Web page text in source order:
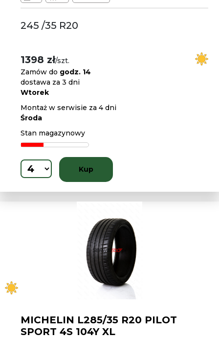
245 /35 R20
1398 zł/szt.
Zamów do godz. 14
dostawa za 3 dni
Wtorek
Montaż w serwisie za 4 dni
Środa
Stan magazynowy
Kup
MICHELIN L285/35 R20 PILOT
SPORT 4S 104Y XL